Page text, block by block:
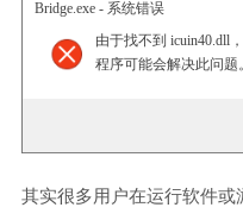
Bridge.exe - 系统错误
由于找不到 icuin40.dll
程序可能会解决此问题。
其实很多用户在运行软件